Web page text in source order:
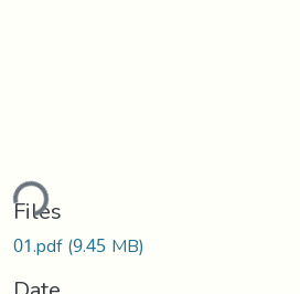
Files
01.pdf(9.45 MB)